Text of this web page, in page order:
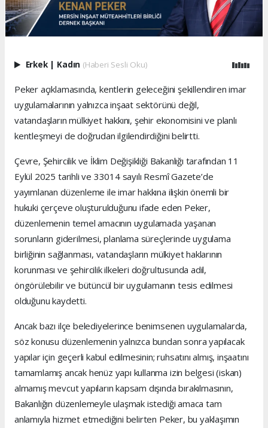
Erkek Kadın (Haberi Sesli Oku)
Peker açıklamasında, kentlerin geleceğini şekillendiren imar
uygulamalarının yalnızca inşaat sektörünü değil,
vatandaşların mülkiyet hakkını, şehir ekonomisini ve planlı
kentleşmeyi de doğrudan ilgilendirdiğini belirtti.
Çevre, Şehircilik ve İklim Değişikliği Bakanlığı tarafından 11
Eylül 2025 tarihli ve 33014 sayılı Resmî Gazete’de
yayımlanan düzenleme ile imar hakkına ilişkin önemli bir
hukuki çerçeve oluşturulduğunu ifade eden Peker,
düzenlemenin temel amacının uygulamada yaşanan
sorunların giderilmesi, planlama süreçlerinde uygulama
birliğinin sağlanması, vatandaşların mülkiyet haklarının
korunması ve şehircilik ilkeleri doğrultusunda adil,
öngörülebilir ve bütüncül bir uygulamanın tesis edilmesi
olduğunu kaydetti.
Ancak bazı ilçe belediyelerince benimsenen uygulamalarda,
söz konusu düzenlemenin yalnızca bundan sonra yapılacak
yapılar için geçerli kabul edilmesinin; ruhsatını almış, inşaatını
tamamlamış ancak henüz yapı kullanma izin belgesi (iskan)
almamış mevcut yapıların kapsam dışında bırakılmasının,
Bakanlığın düzenlemeyle ulaşmak istediği amaca tam
anlamıyla hizmet etmediğini belirten Peker, bu yaklaşımın